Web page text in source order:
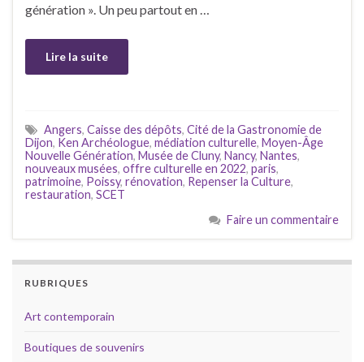
génération ». Un peu partout en …
Lire la suite
Angers, Caisse des dépôts, Cité de la Gastronomie de
Dijon, Ken Archéologue, médiation culturelle, Moyen-Âge
Nouvelle Génération, Musée de Cluny, Nancy, Nantes,
nouveaux musées, offre culturelle en 2022, paris,
patrimoine, Poissy, rénovation, Repenser la Culture,
restauration, SCET
Faire un commentaire
RUBRIQUES
Art contemporain
Boutiques de souvenirs